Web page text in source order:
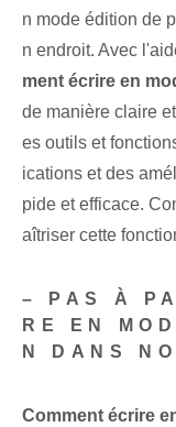
n mode édition de
n endroit. Avec
ment écrire en
de manière claire
es outils et
ications et des
pide et efficace.
aîtriser cette
– PAS À
RE EN
N DANS
Comment écrire